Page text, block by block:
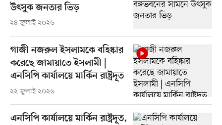
উৎসুক জনতার ভিড়
২৪ জুলাই ২০২৬
গাজী নজরুল ইসলামকে বহিষ্কার
করেছে জামায়াতে ইসলামী |
এনসিপি কার্যালয়ে মার্কিন রাষ্ট্রদূত
২২ জুলাই ২০২৬
এনসিপি কার্যালয়ে মার্কিন রাষ্ট্রদূত,